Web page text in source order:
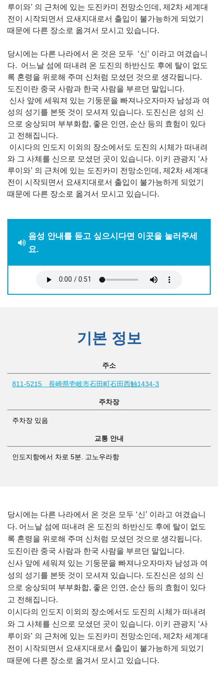
루이와’ 의 근처에 있는 도진카미 전망소인데, 제2차 세계대
전이 시작되면서 요새지대로서 출입이 불가능하게 되었기
때문에 다른 장소로 옮겨서 모시고 있습니다.
당시에는 다른 나라에서 온 것은 모두 ‘신’ 이라고 여겼습니
다. 어느날 섬에 떠내려 온 도진의 하반신도 후에 탈이 없도
록 혼령을 위로해 주며 신처럼 모셨던 것으로 생각됩니다.
도진이란 중국 사람과 한국 사람을 부르던 말입니다.
신사 앞에 세워져 있는 기둥문을 빠져나오자마자 남성과 여
성의 성기를 본뜻 것이 모셔져 있습니다. 도진신은 성의 신
으로 숭상되며 부부화합, 좋은 인연, 순산 등의 효험이 있다
고 전해집니다.
이시다의 인도지 이외의 장소에서도 도진의 시체가 떠내려
와 그 사체를 신으로 모셨던 곳이 있습니다. 이키 관광지 ‘사
루이와’ 의 근처에 있는 도진카미 전망소인데, 제2차 세계대
전이 시작되면서 요새지대로서 출입이 불가능하게 되었기
때문에 다른 장소로 옮겨서 모시고 있습니다.
음성 안내를 듣고 싶으시다면 이곳을 눌러주세
요.
기본 정보
주소
811-5215 長崎県壱岐市石田町石田西触1434-3
주차장
주차장 있음
교통 안내
인도지항에서 차로 5분. 고노우라항
당시에는 다른 나라에서 온 것은 모두 ‘신’ 이라고 여겼습니
다. 어느날 섬에 떠내려 온 도진의 하반신도 후에 탈이 없도
록 혼령을 위로해 주며 신처럼 모셨던 것으로 생각됩니다.
도진이란 중국 사람과 한국 사람을 부르던 말입니다.
신사 앞에 세워져 있는 기둥문을 빠져나오자마자 남성과 여
성의 성기를 본뜻 것이 모셔져 있습니다. 도진신은 성의 신
으로 숭상되며 부부화합, 좋은 인연, 순산 등의 효험이 있다
고 전해집니다.
이시다의 인도지 이외의 장소에서도 도진의 시체가 떠내려
와 그 사체를 신으로 모셨던 곳이 있습니다. 이키 관광지 ‘사
루이와’ 의 근처에 있는 도진카미 전망소인데, 제2차 세계대
전이 시작되면서 요새지대로서 출입이 불가능하게 되었기
때문에 다른 장소로 옮겨서 모시고 있습니다.